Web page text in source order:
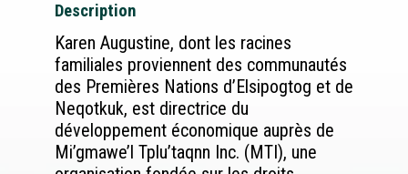
Description
Karen Augustine, dont les racines
familiales proviennent des communautés
des Premières Nations d’Elsipogtog et de
Neqotkuk, est directrice du
développement économique auprès de
Mi’gmawe’l Tplu’taqnn Inc. (MTI), une